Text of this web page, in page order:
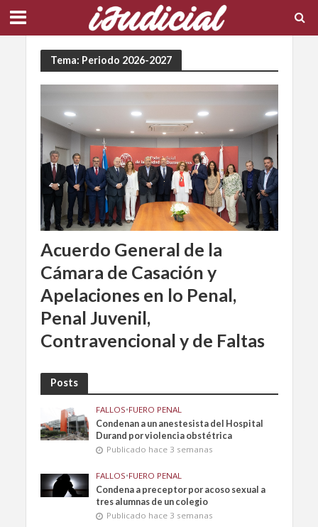
Tema: Periodo 2026-2027
Acuerdo General de la
Cámara de Casación y
Apelaciones en lo Penal,
Penal Juvenil,
Contravencional y de Faltas
Posts
FALLOS•FUERO PENAL
Condenan a un anestesista del Hospital
Durand por violencia obstétrica
Publicado hace 3 semanas
FALLOS•FUERO PENAL
Condena a preceptor por acoso sexual a
tres alumnas de un colegio
Publicado hace 3 semanas